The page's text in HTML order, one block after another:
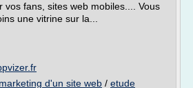
vos fans, sites web mobiles.... Vous
une vitrine sur la...
d'un site web / etude